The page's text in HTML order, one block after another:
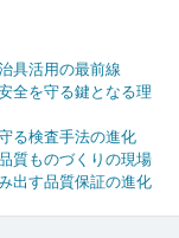
具活用の最前線
全を守る鍵となる理
る検査手法の進化
質ものづくりの現場
出す品質保証の進化